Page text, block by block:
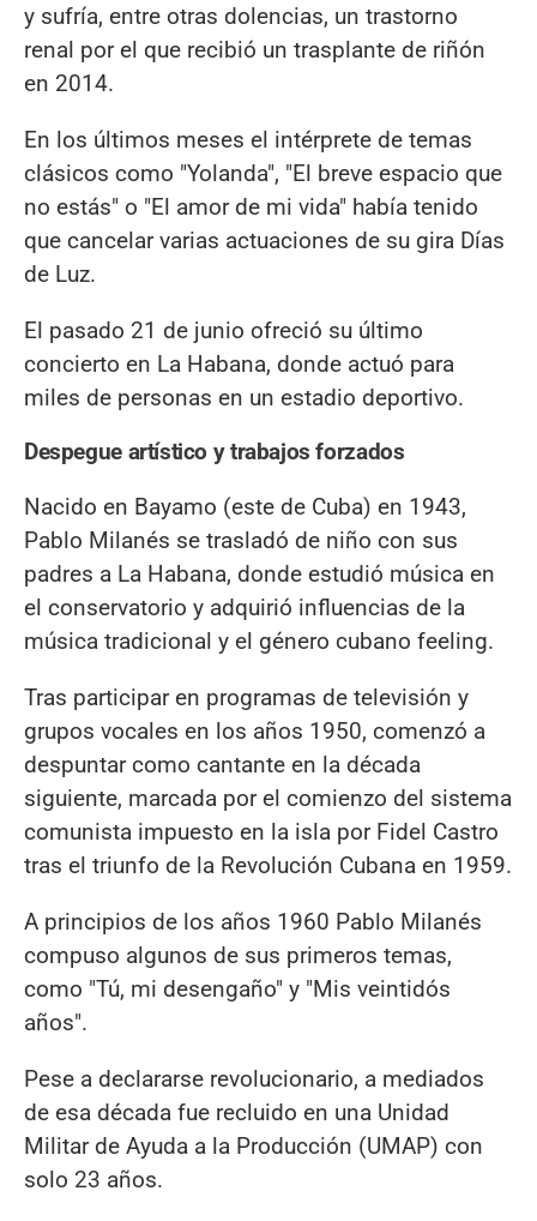
y sufría, entre otras dolencias, un trastorno
renal por el que recibió un trasplante de riñón
en 2014.
En los últimos meses el intérprete de temas
clásicos como "Yolanda", "El breve espacio que
no estás" o "El amor de mi vida" había tenido
que cancelar varias actuaciones de su gira Días
de Luz.
El pasado 21 de junio ofreció su último
concierto en La Habana, donde actuó para
miles de personas en un estadio deportivo.
Despegue artístico y trabajos forzados
Nacido en Bayamo (este de Cuba) en 1943,
Pablo Milanés se trasladó de niño con sus
padres a La Habana, donde estudió música en
el conservatorio y adquirió influencias de la
música tradicional y el género cubano feeling.
Tras participar en programas de televisión y
grupos vocales en los años 1950, comenzó a
despuntar como cantante en la década
siguiente, marcada por el comienzo del sistema
comunista impuesto en la isla por Fidel Castro
tras el triunfo de la Revolución Cubana en 1959.
A principios de los años 1960 Pablo Milanés
compuso algunos de sus primeros temas,
como "Tú, mi desengaño" y "Mis veintidós
años".
Pese a declararse revolucionario, a mediados
de esa década fue recluido en una Unidad
Militar de Ayuda a la Producción (UMAP) con
solo 23 años.